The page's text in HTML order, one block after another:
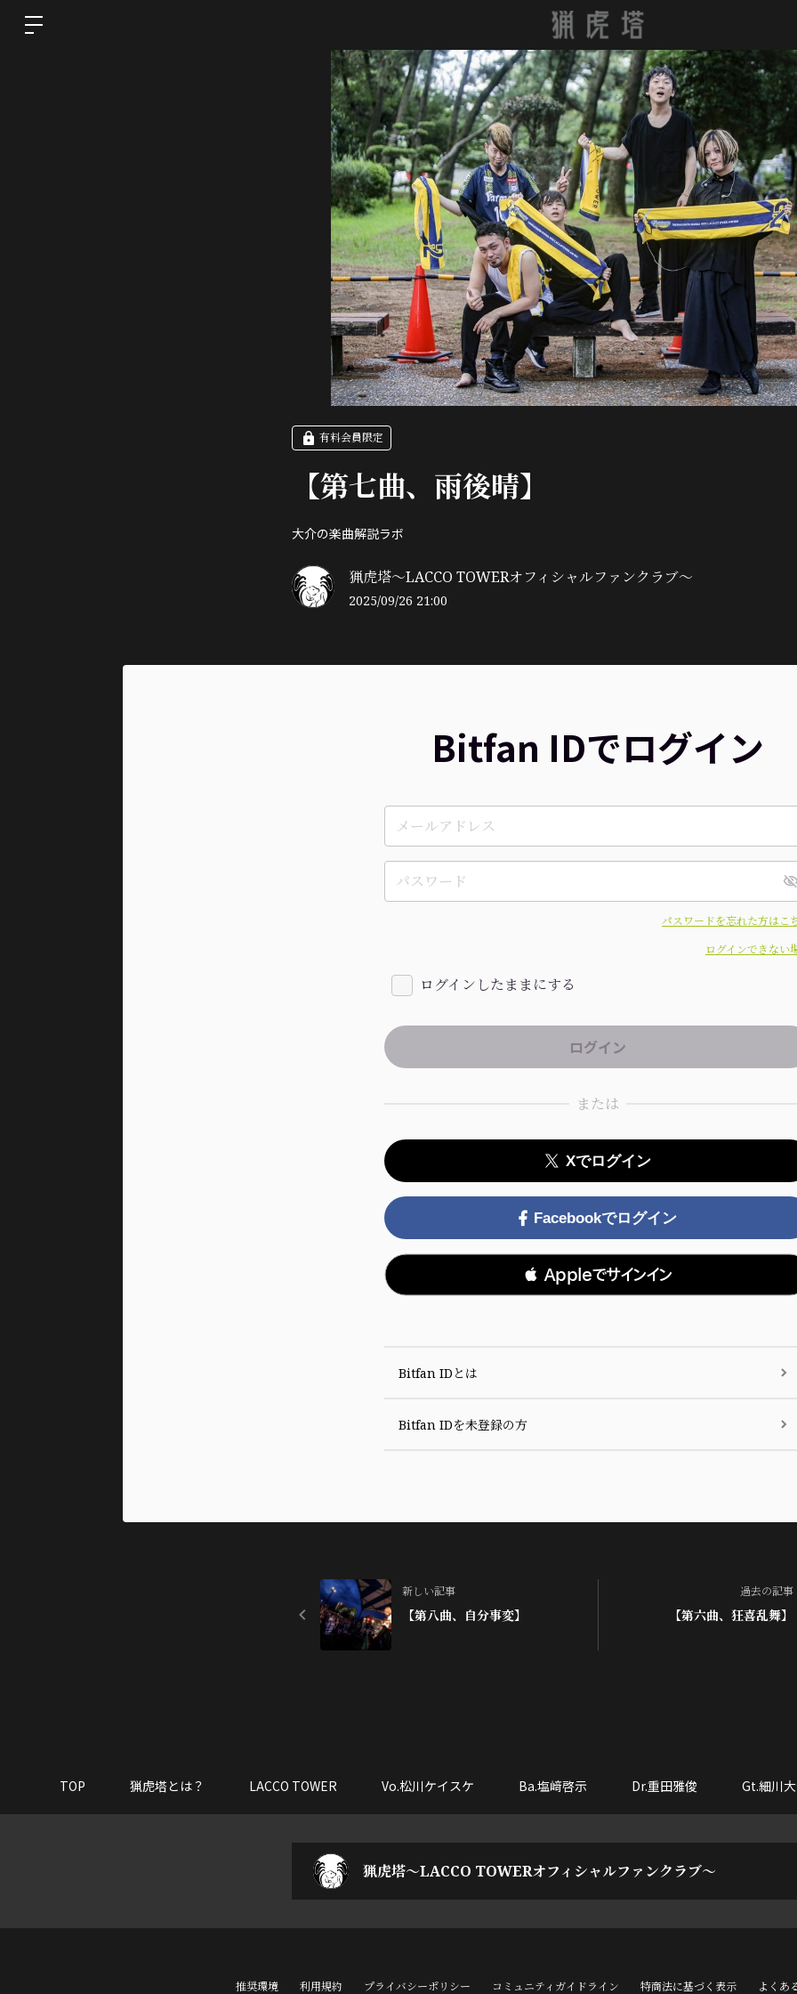
有料会員限定
【第七曲、雨後晴】
大介の楽曲解説ラボ
猟虎塔～LACCO TOWERオフィシャルファンクラブ～
2025/09/26 21:00
Bitfan IDでログイン
パスワードを忘れた方はこ
ログインできない
ログインしたままにする
または
Xでログイン
Facebookでログイン
 Appleでサインイン
Bitfan IDとは
Bitfan IDを未登録の方
新しい記事
【第八曲、自分事変】
過去の記事
【第六曲、狂喜乱舞】
TOP 猟虎塔とは？ LACCO TOWER Vo.松川ケイスケ Ba.塩﨑啓示 Dr.重田雅俊 Gt.細川
猟虎塔～LACCO TOWERオフィシャルファンクラブ～
推奨環境 利用規約 プライバシーポリシー コミュニティガイドライン 特商法に基づく表示 よくあ